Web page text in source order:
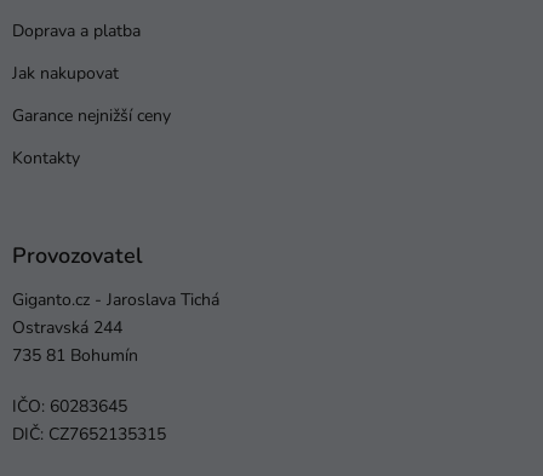
Doprava a platba
Jak nakupovat
Garance nejnižší ceny
Kontakty
Provozovatel
Giganto.cz - Jaroslava Tichá
Ostravská 244
735 81 Bohumín
IČO: 60283645
DIČ: CZ7652135315